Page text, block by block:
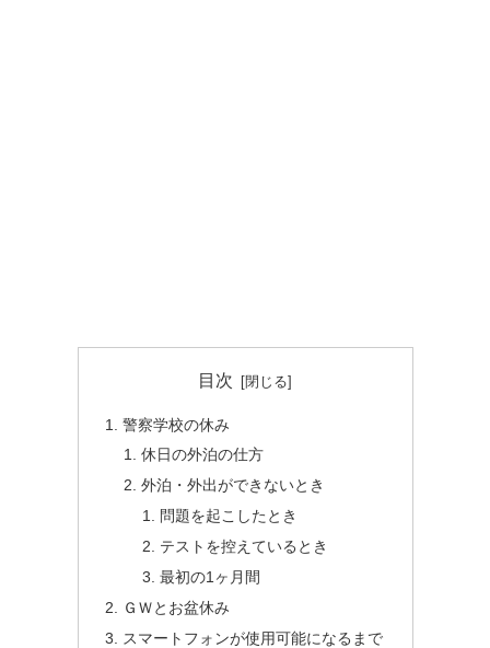
目次
警察学校の休み
休日の外泊の仕方
外泊・外出ができないとき
問題を起こしたとき
テストを控えているとき
最初の1ヶ月間
ＧＷとお盆休み
スマートフォンが使用可能になるまで